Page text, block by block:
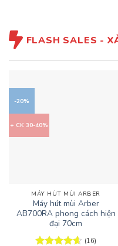
FLASH SALES -
-20%
+ CK 30-40%
MÁY HÚT MÙI ARBER
Máy hút mùi Arber
AB700RA phong cách hiện
đại 70cm
(16)